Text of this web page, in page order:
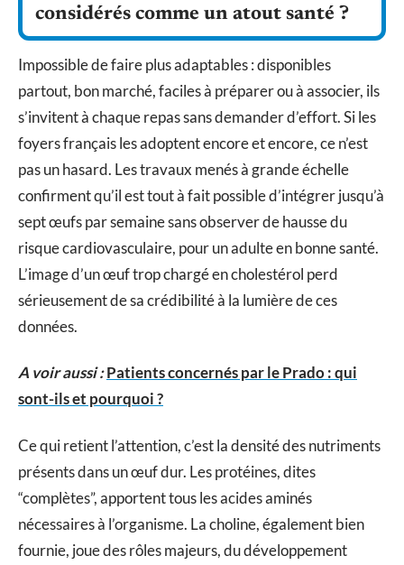
considérés comme un atout santé ?
Impossible de faire plus adaptables : disponibles
partout, bon marché, faciles à préparer ou à associer, ils
s’invitent à chaque repas sans demander d’effort. Si les
foyers français les adoptent encore et encore, ce n’est
pas un hasard. Les travaux menés à grande échelle
confirment qu’il est tout à fait possible d’intégrer jusqu’à
sept œufs par semaine sans observer de hausse du
risque cardiovasculaire, pour un adulte en bonne santé.
L’image d’un œuf trop chargé en cholestérol perd
sérieusement de sa crédibilité à la lumière de ces
données.
A voir aussi :Patients concernés par le Prado : qui
sont-ils et pourquoi ?
Ce qui retient l’attention, c’est la densité des nutriments
présents dans un œuf dur. Les protéines, dites
“complètes”, apportent tous les acides aminés
nécessaires à l’organisme. La choline, également bien
fournie, joue des rôles majeurs, du développement